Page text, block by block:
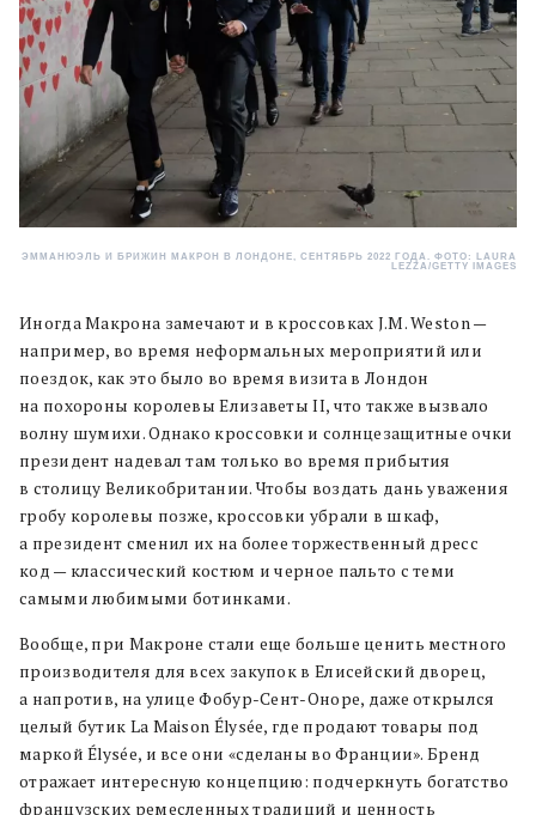
ЭММАНЮЭЛЬ И БРИЖИН МАКРОН В ЛОНДОНЕ, СЕНТЯБРЬ 2022 ГОДА. ФОТО: LAURA
LEZZA/GETTY IMAGES
Иногда Макрона замечают и в кроссовках J.M. Weston —
например, во время неформальных мероприятий или
поездок, как это было во время визита в Лондон
на похороны королевы Елизаветы II, что также вызвало
волну шумихи. Однако кроссовки и солнцезащитные очки
президент надевал там только во время прибытия
в столицу Великобритании. Чтобы воздать дань уважения
гробу королевы позже, кроссовки убрали в шкаф,
а президент сменил их на более торжественный дресс
код — классический костюм и черное пальто с теми
самыми любимыми ботинками.
Вообще, при Макроне стали еще больше ценить местного
производителя для всех закупок в Елисейский дворец,
а напротив, на улице Фобур-Сент-Оноре, даже открылся
целый бутик La Maison Élysée, где продают товары под
маркой Élysée, и все они «сделаны во Франции». Бренд
отражает интересную концепцию: подчеркнуть богатство
французских ремесленных традиций и ценность